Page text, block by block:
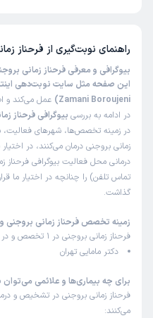
زمان انتظار:
عالی و خوش برخورد بودن
علت مراجعه: سلامت جنسی
کاربر دکترتو
این پزشک را پیشنهاد میکنم
زمان انتظار:
عالی برخورد پرسنل محشر و
دکترای زنان وقتی ببین سن
میگن بترسع ولی وقتی اینو
شما ک سنت کمه برای من در
علت مراجعه: درمان عفونت‌های تناسلی
راهنمای نوبت‌گیری از فرحناز
بیوگرافی و معرفی فرحناز زمانی
Zamani Boroujeni)
عمل می‌کند و
در ادامه به بررسی بیوگرافی فرحناز
در زمینه تخصص‌ها، شهرهای فعالیت،
زمانی بروجنی درمان می‌کنند، در
درمانی محل فعالیت بیوگرافی
تماس تلفن) را چنانچه در اختیار ما
گذاشت.
زمینه تخصص فرحناز زمانی
فرحناز زمانی بروجنی در 1 تخصص و در 1 شهر فعالیت دارند:
دکتر مامایی تهران
برای چه بیماری‌ها و علائمی می‌توان
فرحناز زمانی بروجنی در تشخیص و
می‌کنند: